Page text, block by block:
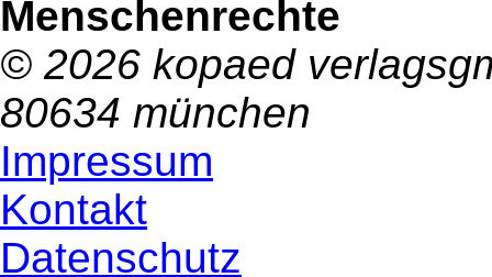
Menschenrechte
© 2026 kopaed
80634 münchen
Impressum
Kontakt
Datenschutz